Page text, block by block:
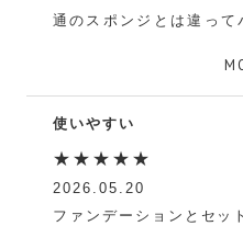
通のスポンジとは違っ
使って欲しいです。
れお
使いやすい
★★★★★
2026.05.20
ファンデーションとセッ